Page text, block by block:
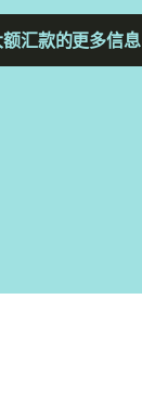
汇款的更多信息